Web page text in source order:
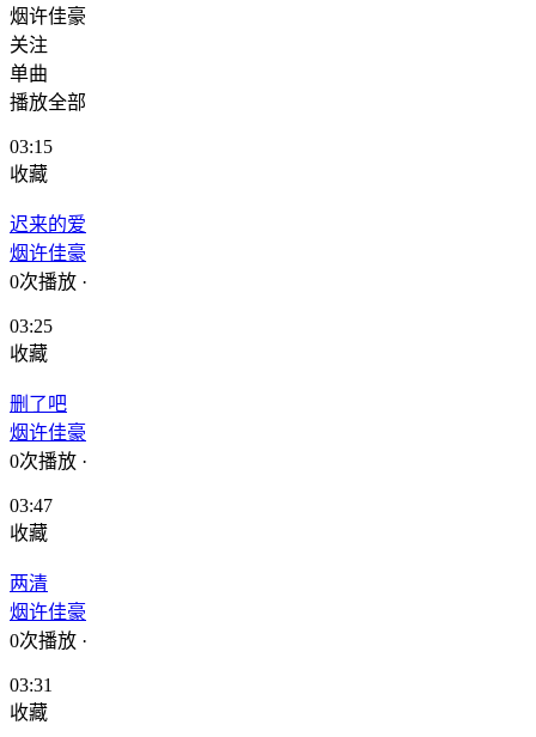
烟许佳豪
关注
单曲
播放全部
03:15
收藏
迟来的爱
烟许佳豪
0次播放 ·
03:25
收藏
删了吧
烟许佳豪
0次播放 ·
03:47
收藏
两清
烟许佳豪
0次播放 ·
03:31
收藏